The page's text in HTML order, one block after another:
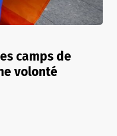
camps de
volonté